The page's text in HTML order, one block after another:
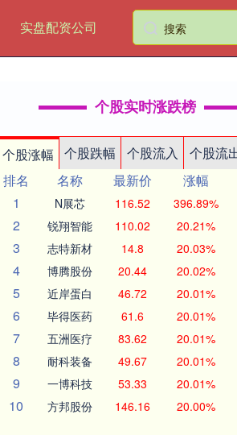
实盘配资公司
个股实时涨跌榜
个股涨幅 个股跌幅 个股流入 个股流
排名
名称 最新价 涨幅
1
N展芯 116.52 396.89%
2 锐翔智能 110.02 20.21%
3 志特新材 14.8 20.03%
4 博腾股份 20.44 20.02%
5 近岸蛋白 46.72 20.01%
6 毕得医药 61.6 20.01%
7 五洲医疗 83.62 20.01%
8 耐科装备 49.67 20.01%
9 一博科技 53.33 20.01%
10 方邦股份 146.16 20.00%